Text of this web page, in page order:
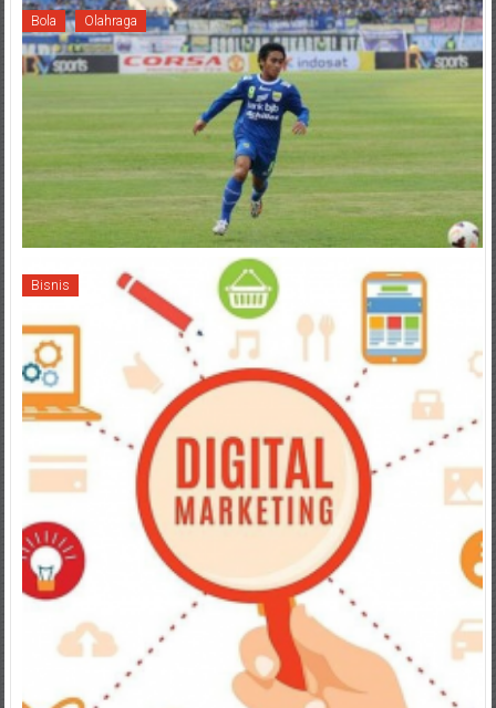
Bola Olahraga
Bisnis